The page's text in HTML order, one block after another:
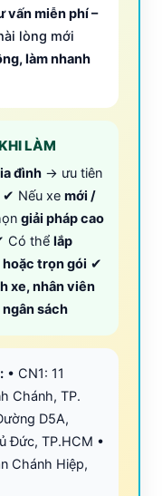
vấn miễn phí –
lòng mới
làm nhanh
LÀM
đình → ưu tiên
✔ Nếu xe mới /
giải pháp cao
Có thể lắp
trọn gói ✔
xe, nhân viên
sách
• CN1: 11
Chánh, TP.
D5A,
Đức, TP.HCM •
Chánh Hiệp,